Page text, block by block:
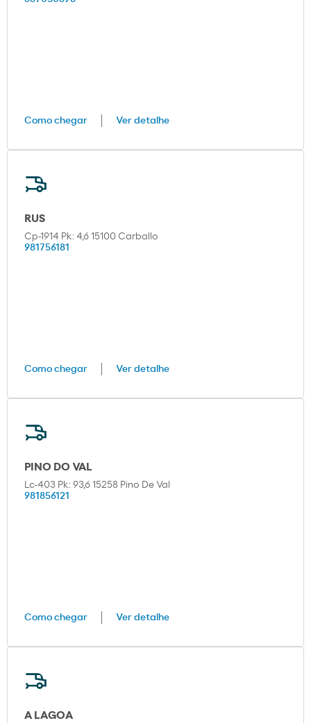
Como chegar Ver detalhe
RUS
Cp-1914 Pk: 4,6 15100 Carballo
981756181
Como chegar Ver detalhe
PINO DO VAL
Lc-403 Pk: 93,6 15258 Pino De Val
981856121
Como chegar Ver detalhe
A LAGOA